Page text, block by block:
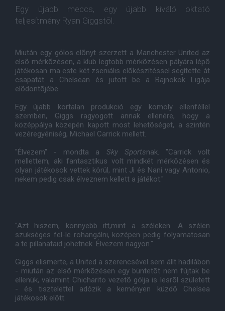
Egy újabb meccs, egy újabb kiváló oktató
teljesítmény Ryan Giggstõl.
Miután egy gólos elõnyt szerzett a Manchester United az
elsõ mérkõzésen, a klub legtöbb mérkõzésen pályára lépõ
játékosan ma este két zseniális elõkészítéssel segítette át
csapatát a Chelsean és jutott be a Bajnokok Ligája
elõdöntõjébe.
Egy újabb kortalan produkció egy komoly ellenféllel
szemben, Giggs ragyogott annak ellenére, hogy a
középpálya közepén kapott most lehetõséget, a szintén
vezéregyéniség, Michael Carrick mellett.
"Élvezem" - mondta a Sky Sportsnak. "Carrick volt
mellettem, aki fantasztikus volt mindkét mérkõzésen és
olyan játékosok vettek körül, mint Ji és Nani vagy Antonio,
nekem pedig csak élveznem kellett a játékot."
"Azt hiszem, könnyebb itt,mint a széleken. A szélen
szükséges fel-le rohangálni, középen pedig folyamatosan
a te pillanataid jöhetnek. Élvezem nagyon."
Giggs elismerte, a United a szerencsével sem állt hadilábon
- miután az elsõ mérkõzésen egy büntetõt nem fújtak be
ellenük, valamint Chicharito vezetõ gólja is lesrõl született
- és tisztelettel adózik a keményen küzdõ Chelsea
játékosok elõtt.